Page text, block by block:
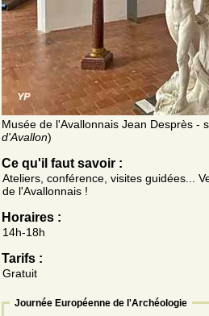
Musée de l'Avallonnais Jean Desprès -
d'Avallon)
Ce qu'il faut savoir :
Ateliers, conférence, visites guidées...
de l'Avallonnais !
Horaires :
14h-18h
Tarifs :
Gratuit
Journée Européenne de l'Archéologie